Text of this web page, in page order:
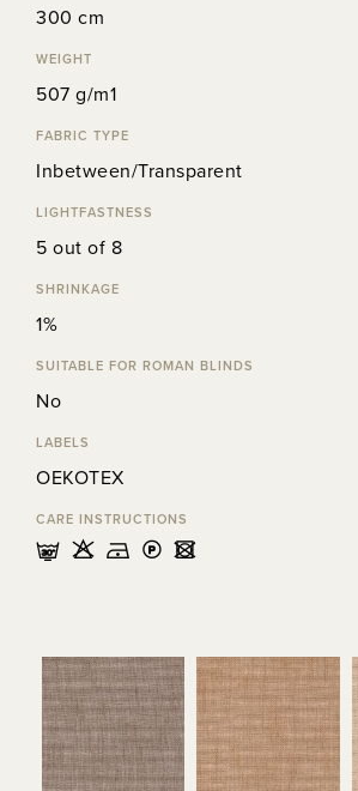
300 cm
WEIGHT
507 g/m1
FABRIC TYPE
Inbetween/Transparent
LIGHTFASTNESS
5 out of 8
SHRINKAGE
1%
SUITABLE FOR ROMAN BLINDS
No
LABELS
OEKOTEX
CARE INSTRUCTIONS
mHDLU